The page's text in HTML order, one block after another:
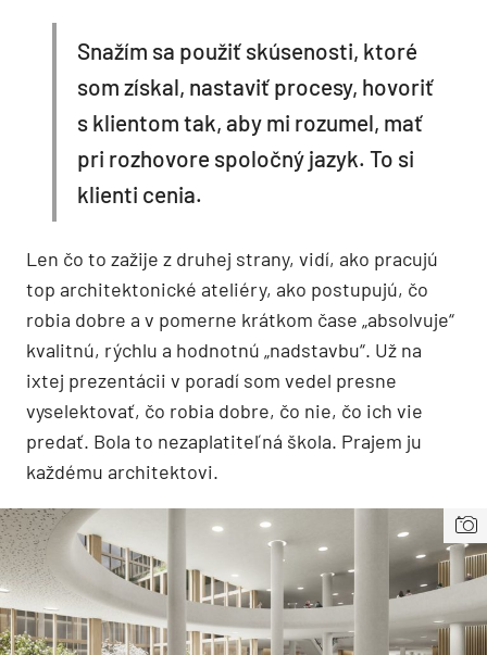
Snažím sa použiť skúsenosti, ktoré
som získal, nastaviť procesy, hovoriť
s klientom tak, aby mi rozumel, mať
pri rozhovore spoločný jazyk. To si
klienti cenia.
Len čo to zažije z druhej strany, vidí, ako pracujú
top architektonické ateliéry, ako postupujú, čo
robia dobre a v pomerne krátkom čase „absolvuje“
kvalitnú, rýchlu a hodnotnú „nadstavbu“. Už na
ixtej prezentácii v poradí som vedel presne
vyselektovať, čo robia dobre, čo nie, čo ich vie
predať. Bola to nezaplatiteľná škola. Prajem ju
každému architektovi.